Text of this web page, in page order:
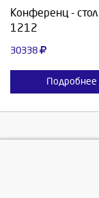
Конференц -
1212
30338
Подробнее